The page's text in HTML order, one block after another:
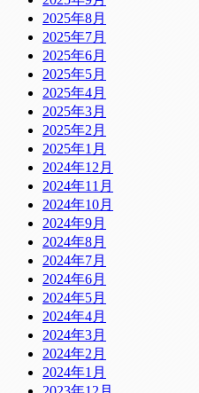
2025年8月
2025年7月
2025年6月
2025年5月
2025年4月
2025年3月
2025年2月
2025年1月
2024年12月
2024年11月
2024年10月
2024年9月
2024年8月
2024年7月
2024年6月
2024年5月
2024年4月
2024年3月
2024年2月
2024年1月